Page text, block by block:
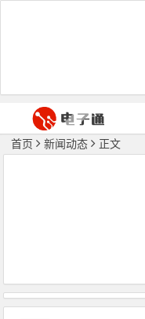
首页 新闻动态 正文